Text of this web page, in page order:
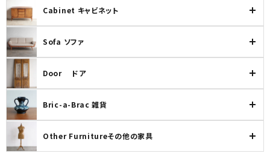
Cabinet キャビネット
Sofa ソファ
Door ドア
Bric-a-Brac 雑貨
Other Furnitureその他の家具